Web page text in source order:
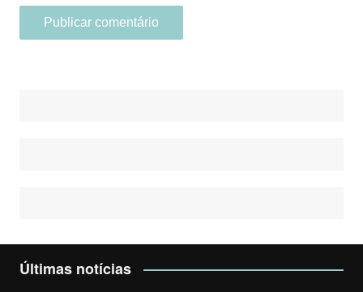
Últimas notícias